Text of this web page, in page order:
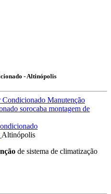
- Altinópolis
Altinópolis
de sistema de climatização